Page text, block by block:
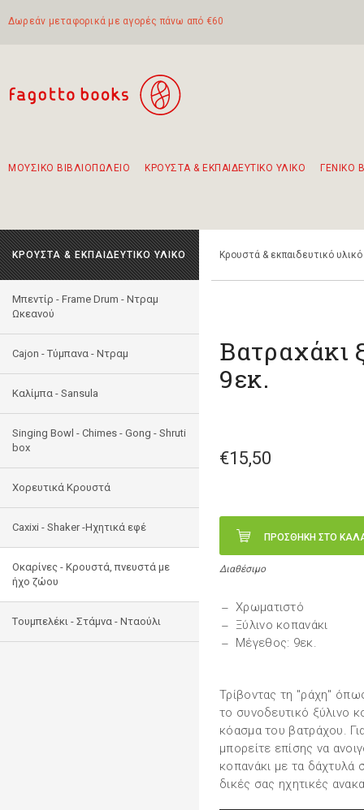
Δωρεάν μεταφορικά με αγορές πάνω από €60
ΜΟΥΣΙΚΟ ΒΙΒΛΙΟΠΩΛΕΙΟ ΚΡΟΥΣΤΑ & ΕΚΠΑΙΔΕΥΤΙΚΟ ΥΛΙΚΟ ΓΕΝΙΚΟ
ΚΡΟΥΣΤΑ & ΕΚΠΑΙΔΕΥΤΙΚΟ ΥΛΙΚΟ
Μπεντίρ - Frame Drum - Ντραμ
Ωκεανού
Cajon - Τύμπανα - Ντραμ
Καλίμπα - Sansula
Singing Bowl - Chimes - Gong - Shruti
box
Χορευτικά Κρουστά
Caxixi - Shaker -Ηχητικά εφέ
Οκαρίνες - Κρουστά, πνευστά με
ήχο ζώου
Tουμπελέκι - Στάμνα - Νταούλι
Κρουστά & εκπαιδευτικό υλικό
Βατραχάκι
9εκ.
€15,50
ΠΡΟΣΘΗΚΗ ΣΤΟ
Διαθέσιμο
Χρωματιστό
Ξύλινο κοπανάκι
Μέγεθος: 9εκ.
Τρίβοντας τη "ράχη"
το συνοδευτικό ξύλινο
κόασμα του βατράχου.
μπορείτε επίσης να
κοπανάκι με τα δάχτυλά
δικές σας ηχητικές